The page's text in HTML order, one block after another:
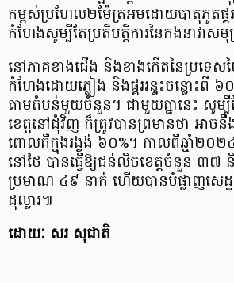
កម្ពស់ប្រហែល២ម៉ែត្រអមដោយបាតុភូតផ្គរ
កំហែងសូម្បីតែប្រតិបត្តិការនៃកងនាវាសមុ
នៅភាគខាងជើង និងខាងកើតនៃប្រទេសថ
កំហែងដោយភ្លៀង និងផ្គររន្ទះចន្លោះពី
តាមតំបន់មួយចំនួន។ ជាមួយគ្នានេះ សូម្
ខេត្តនៅជុំវិញ ក៏ត្រូវបានព្រមានថា អាចនឹង
ពោលគឺក្នុងរង្វង់ ៦០%។ កាលពីឆ្នាំ២០
នៅថៃ បានធ្វើឱ្យជន់លិចខេត្តចំនួន ៣៧
ប្រមាណ ៤៩ នាក់ ហើយបានបំផ្លាញសេដ្ឋ
ដុល្លារ៕
ដោយៈ សរ សុជាតិ